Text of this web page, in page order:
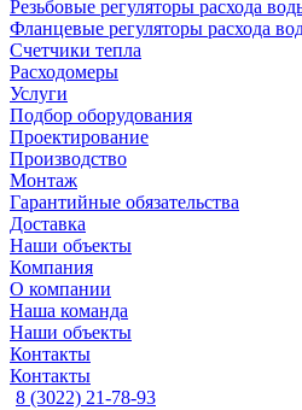
Резьбовые регуляторы расхода
Фланцевые регуляторы расхода
Счетчики тепла
Расходомеры
Услуги
Подбор оборудования
Проектирование
Производство
Монтаж
Гарантийные обязательства
Доставка
Наши объекты
Компания
О компании
Наша команда
Наши объекты
Контакты
Контакты
8 (3022) 21-78-93